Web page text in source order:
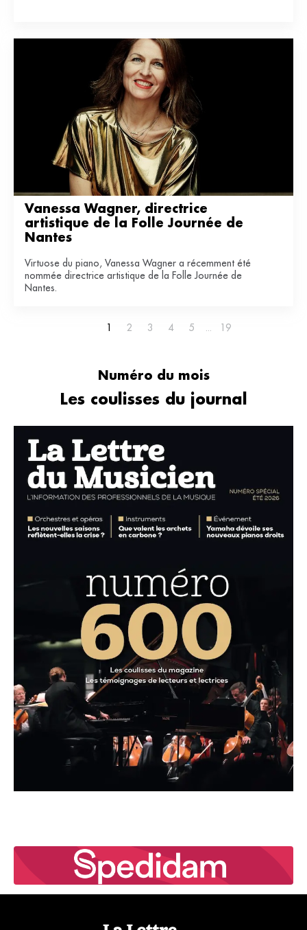
Vanessa Wagner, directrice
artistique de la Folle Journée de
Nantes
Virtuose du piano, Vanessa Wagner a récemment été
nommée directrice artistique de la Folle Journée de
Nantes.
1 2 3 4 5 19
Numéro du mois
Les coulisses du journal